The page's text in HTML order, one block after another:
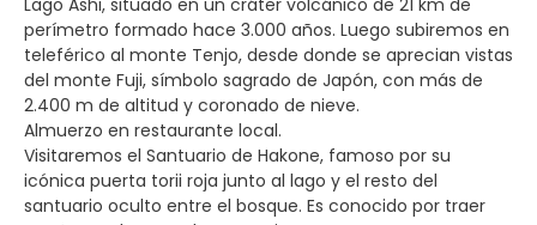
perímetro formado hace 3.000 años. Luego subiremos en
teleférico al monte Tenjo, desde donde se aprecian vistas
del monte Fuji, símbolo sagrado de Japón, con más de
2.400 m de altitud y coronado de nieve.
Almuerzo en restaurante local.
Visitaremos el Santuario de Hakone, famoso por su
icónica puerta torii roja junto al lago y el resto del
santuario oculto entre el bosque. Es conocido por traer